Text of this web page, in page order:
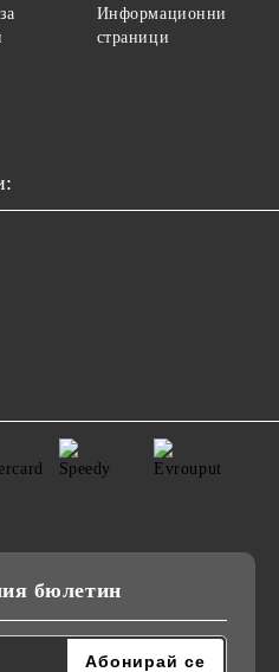
Информационни
страници
бюлетин